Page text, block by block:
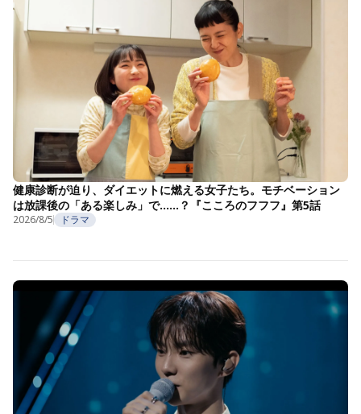
健康診断が迫り、ダイエットに燃える女子たち。モチベーション
は放課後の「ある楽しみ」で……？『こころのフフフ』第5話
2026/8/5 ドラマ